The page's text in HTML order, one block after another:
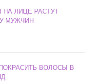
ЛИЦЕ РАСТУТ
МУЖЧИН
ВОЛОСЫ В